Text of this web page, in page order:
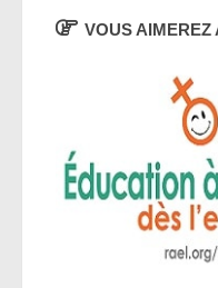
VOUS AIMEREZ